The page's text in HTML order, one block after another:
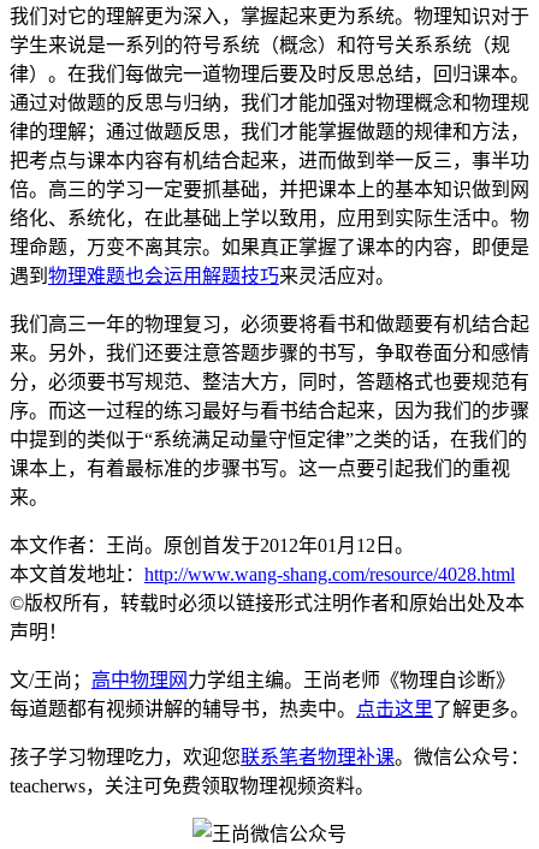
我们对它的理解更为深入，掌握起来更为系统。物理知识对于
学生来说是一系列的符号系统（概念）和符号关系系统（规
律）。在我们每做完一道物理后要及时反思总结，回归课本。
通过对做题的反思与归纳，我们才能加强对物理概念和物理规
律的理解；通过做题反思，我们才能掌握做题的规律和方法，
把考点与课本内容有机结合起来，进而做到举一反三，事半功
倍。高三的学习一定要抓基础，并把课本上的基本知识做到网
络化、系统化，在此基础上学以致用，应用到实际生活中。物
理命题，万变不离其宗。如果真正掌握了课本的内容，即便是
遇到 物理难题也会运用解题技巧来灵活应对。
我们高三一年的物理复习，必须要将看书和做题要有机结合起
来。另外，我们还要注意答题步骤的书写，争取卷面分和感情
分，必须要书写规范、整洁大方，同时，答题格式也要规范有
序。而这一过程的练习最好与看书结合起来，因为我们的步骤
中提到的类似于“系统满足动量守恒定律”之类的话，在我们的
课本上，有着最标准的步骤书写。这一点要引起我们的重视
来。
本文作者：王尚。原创首发于2012年01月12日。
本文首发地址： http://www.wang-shang.com/resource/4028.html
©版权所有，转载时必须以链接形式注明作者和原始出处及本
声明！
文/王尚； 高中物理网 力学组主编。王尚老师《物理自诊断》
每道题都有视频讲解的辅导书，热卖中。
点击这里了解更多。
孩子学习物理吃力，欢迎您联系笔者物理补课。微信公众号：
teacherws，关注可免费领取物理视频资料。